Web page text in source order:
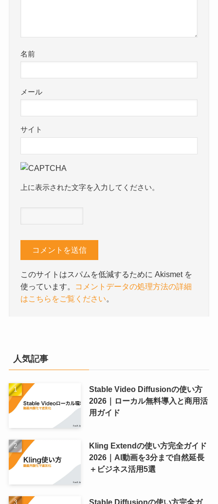
名前
メール
サイト
上に表示された文字を入力してください。
このサイトはスパムを低減するために Akismet を
使っています。
コメントデータの処理方法の詳細
はこちらをご覧ください
人気記事
Stable Video Diffusionの使い方
2026｜ローカル無料導入と商用活
用ガイド
Kling Extendの使い方完全ガイド
2026｜AI動画を3分まで自然延長
＋ビジネス活用5選
Stable Diffusionの使い方完全ガ